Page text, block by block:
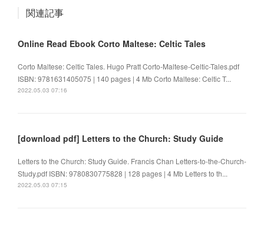
関連記事
Online Read Ebook Corto Maltese: Celtic Tales
Corto Maltese: Celtic Tales. Hugo Pratt Corto-Maltese-Celtic-Tales.pdf
ISBN: 9781631405075 | 140 pages | 4 Mb Corto Maltese: Celtic T...
2022.05.03 07:16
[download pdf] Letters to the Church: Study Guide
Letters to the Church: Study Guide. Francis Chan Letters-to-the-Church-
Study.pdf ISBN: 9780830775828 | 128 pages | 4 Mb Letters to th...
2022.05.03 07:15